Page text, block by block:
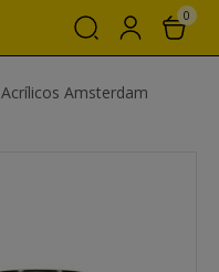
0
Acrílicos Amsterdam